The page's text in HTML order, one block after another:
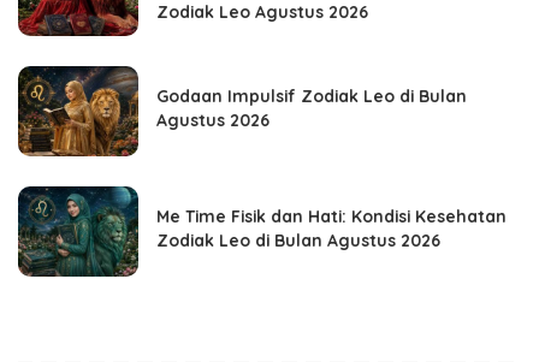
Zodiak Leo Agustus 2026
Godaan Impulsif Zodiak Leo di Bulan
Agustus 2026
Me Time Fisik dan Hati: Kondisi Kesehatan
Zodiak Leo di Bulan Agustus 2026